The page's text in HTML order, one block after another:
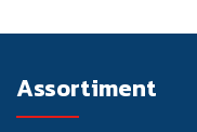
Assortiment